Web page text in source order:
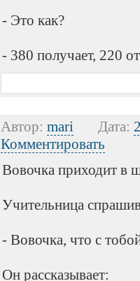
- Это как?
- 380 получает, 220
Автор: mari Дата:
Комментировать
Вовочка приходит в
Учительница
- Вовочка, что с
Он рассказывает: